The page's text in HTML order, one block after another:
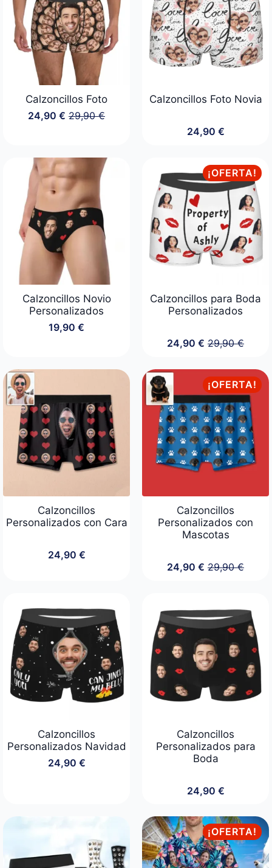
Calzoncillos Foto
29,90€
El
era:
29,90 €.
24,90€ El
es:
24,90 €.
Calzoncillos Foto Novia
24,90 €
Calzoncillos Novio
Personalizados
19,90 €
¡OFERTA!
Calzoncillos para Boda
Personalizados
29,90€
El
original
era:
29,90 €.
24,90€ El
actual
es:
24,90 €.
Calzoncillos
Personalizados con Cara
24,90 €
¡OFERTA!
Calzoncillos
Personalizados con
Mascotas
29,90€
El
29,90 €.
24,90€ El
24,90 €.
Calzoncillos
Personalizados Navidad
24,90 €
Calzoncillos
Personalizados para
Boda
24,90 €
¡OFERTA!